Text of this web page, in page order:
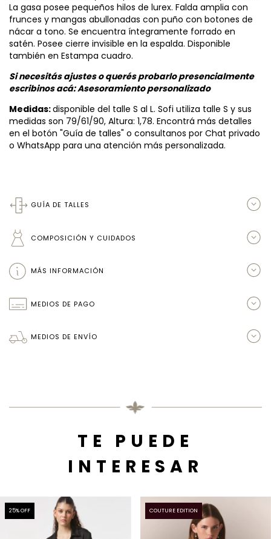
La gasa posee pequeños hilos de lurex. Falda amplia con
frunces y mangas abullonadas con puño con botones de
nácar a tono. Se encuentra íntegramente forrado en
satén. Posee cierre invisible en la espalda. Disponible
también en Estampa cuadro.
Si necesitás ajustes o querés probarlo presencialmente
escribinos acá:Asesoramiento personalizado
Medidas:disponible del talle S al L. Sofi utiliza talle S y sus
medidas son 79/61/90, Altura: 1,78. Encontrá más detalles
en el botón "Guía de talles" o consultanos por Chat privado
o WhatsApp para una atención más personalizada.
GUÍA DE TALLES
COMPOSICIÓN Y CUIDADOS
MÁS INFORMACIÓN
MEDIOS DE PAGO
MEDIOS DE ENVÍO
TE PUEDE
INTERESAR
25% OFF COUTURE EDITION